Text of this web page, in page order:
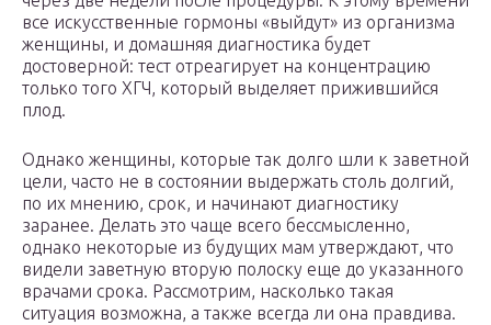
все искусственные гормоны «выйдут» из организма
женщины, и домашняя диагностика будет
достоверной: тест отреагирует на концентрацию
только того ХГЧ, который выделяет прижившийся
плод.
Однако женщины, которые так долго шли к заветной
цели, часто не в состоянии выдержать столь долгий,
по их мнению, срок, и начинают диагностику
заранее. Делать это чаще всего бессмысленно,
однако некоторые из будущих мам утверждают, что
видели заветную вторую полоску еще до указанного
врачами срока. Рассмотрим, насколько такая
ситуация возможна, а также всегда ли она правдива.